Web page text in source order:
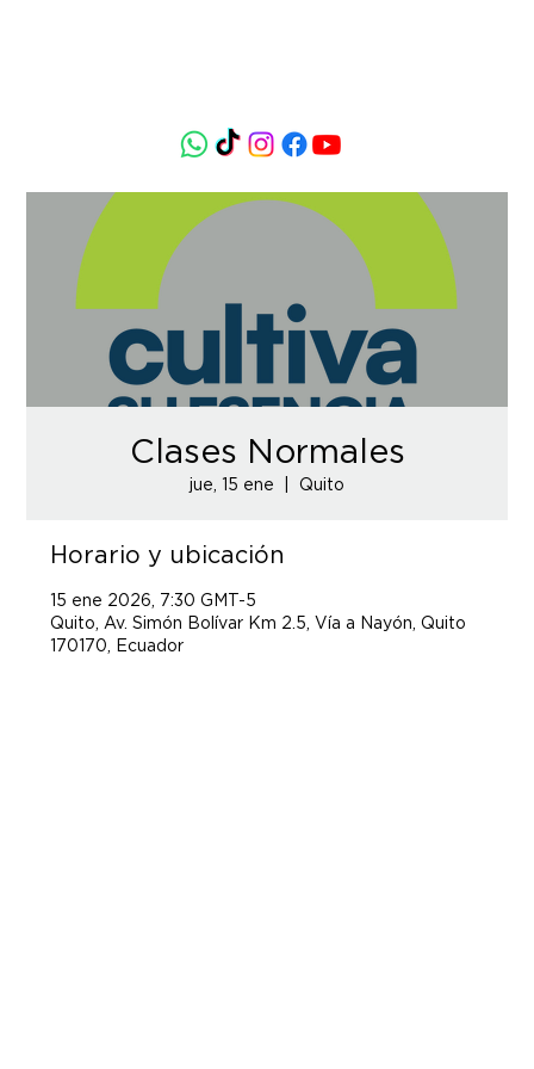
Clases Normales
jue, 15 ene Quito
Horario y ubicación
15 ene 2026, 7:30 GMT-5
Quito, Av. Simón Bolívar Km 2.5, Vía a Nayón, Quito
170170, Ecuador